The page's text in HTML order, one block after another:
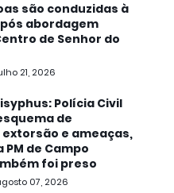
são conduzidas à
abordagem
de Senhor do
21, 2026
Polícia Civil
de
e ameaças,
de Campo
foi preso
07, 2026